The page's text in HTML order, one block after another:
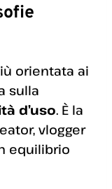
orientata ai
sulla
d’uso. È la
vlogger
equilibrio